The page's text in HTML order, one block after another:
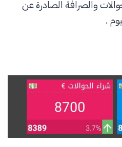
والصرافة الصادرة عن
.